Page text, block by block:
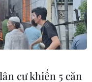
cư khiến 5 căn